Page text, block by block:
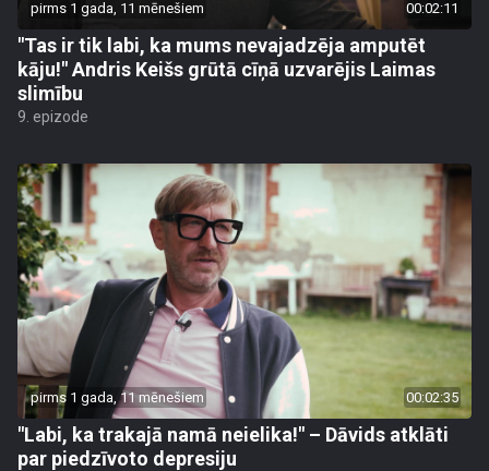
pirms 1 gada, 11 mēnešiem 00:02:11
"Tas ir tik labi, ka mums nevajadzēja amputēt
kāju!" Andris Keišs grūtā cīņā uzvarējis Laimas
slimību
9. epizode
pirms 1 gada, 11 mēnešiem 00:02:35
"Labi, ka trakajā namā neielika!" – Dāvids atklāti
par piedzīvoto depresiju